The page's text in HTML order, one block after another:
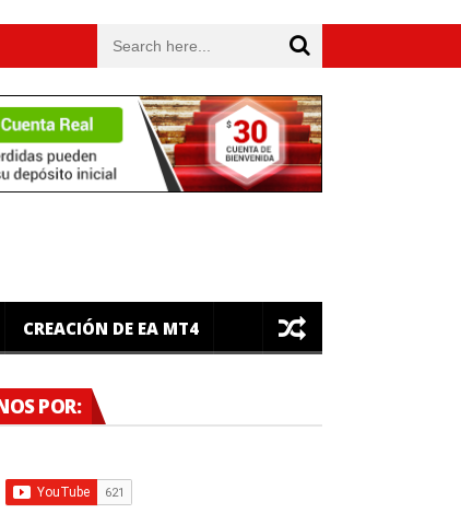
¿Es legal operar Forex en México? Todo lo que
CREACIÓN DE EA MT4
POR: